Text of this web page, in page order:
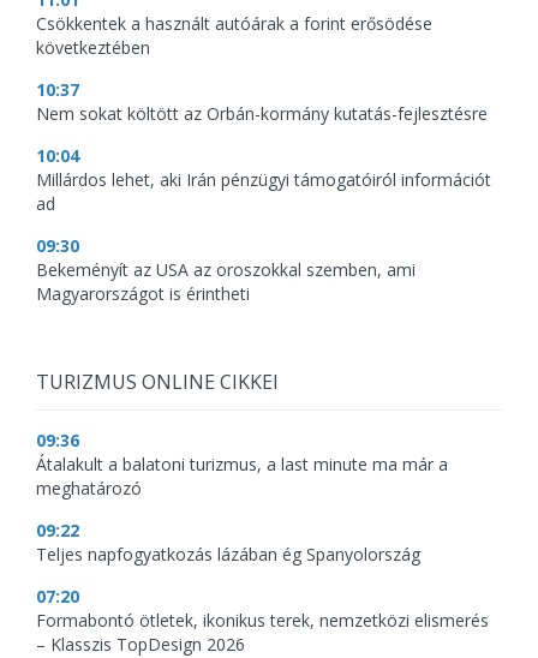
Csökkentek a használt autóárak a forint erősödése
következtében
10:37
Nem sokat költött az Orbán-kormány kutatás-fejlesztésre
10:04
Millárdos lehet, aki Irán pénzügyi támogatóiról információt
ad
09:30
Bekeményít az USA az oroszokkal szemben, ami
Magyarországot is érintheti
TURIZMUS ONLINE CIKKEI
09:36
Átalakult a balatoni turizmus, a last minute ma már a
meghatározó
09:22
Teljes napfogyatkozás lázában ég Spanyolország
07:20
Formabontó ötletek, ikonikus terek, nemzetközi elismerés
– Klasszis TopDesign 2026